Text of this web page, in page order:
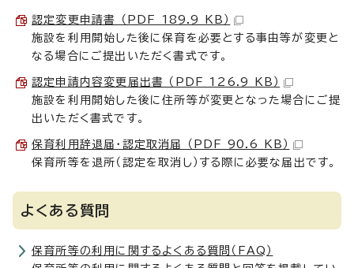
認定変更申請書 （PDF 189.9 KB）
施設を利用開始した後に保育を必要とする事由等が変更と
なる場合にご提出いただく書式です。
認定申請内容変更届出書 （PDF 126.9 KB）
施設を利用開始した後に住所等が変更となった場合にご提
出いただく書式です。
保育利用辞退届・認定取消届 （PDF 90.6 KB）
保育所等を退所（認定を取消し）する際に必要な届出です。
よくある質問
保育所等の利用に関するよくある質問（FAQ）